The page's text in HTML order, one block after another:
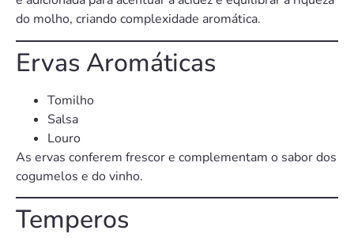
do molho, criando complexidade aromática.
Ervas Aromáticas
Tomilho
Salsa
Louro
As ervas conferem frescor e complementam o sabor dos
cogumelos e do vinho.
Temperos